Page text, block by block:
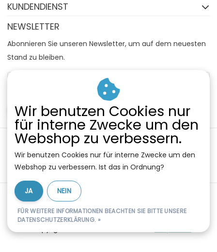
KUNDENDIENST
NEWSLETTER
Abonnieren Sie unseren Newsletter, um auf dem neuesten
Stand zu bleiben.
ABONNIEREN
Allgemeine Geschäftsbedingungen
Datenschutz
| RSS Feed
Wir benutzen Cookies nur
für interne Zwecke um den
Webshop zu verbessern.
Wir benutzen Cookies nur für interne Zwecke um den
Webshop zu verbessern. Ist das in Ordnung?
JA NEIN
FÜR WEITERE INFORMATIONEN BEACHTEN SIE BITTE UNSERE
DATENSCHUTZERKLÄRUNG. »